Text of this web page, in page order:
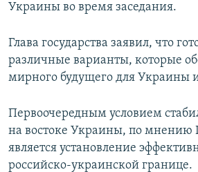
Украины во время заседания.
Глава государства заявил, что
различные варианты, которые
мирного будущего для Украины
Первоочередным условием
на востоке Украины, по мнению
является установление
российско-украинской границе.